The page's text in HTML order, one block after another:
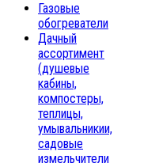
Газовые
обогреватели
Дачный
ассортимент
(душевые
кабины,
компостеры,
теплицы,
умывальникии,
садовые
измельчители